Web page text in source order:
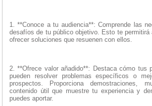
1. **Conoce a tu audiencia**: Comprende las
desafíos de tu público objetivo. Esto te permitirá
ofrecer soluciones que resuenen con ellos.
2. **Ofrece valor añadido**: Destaca cómo tus
pueden resolver problemas específicos o
prospectos. Proporciona demostraciones,
contenido útil que muestre tu experiencia y
puedes aportar.